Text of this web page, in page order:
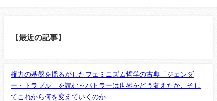
【最近の記事】
権力の基盤を揺るがしたフェミニズム哲学の古典「ジェンダ
ー・トラブル」を読む～バトラーは世界をどう変えたか、そし
てこれから何を変えていくのか ──